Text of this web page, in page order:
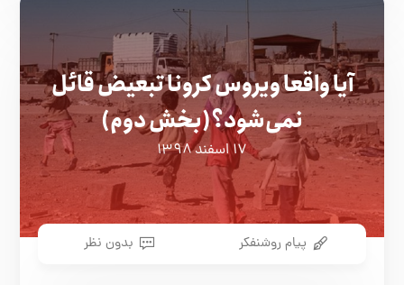
آیا واقعا ویروس کرونا تبعیض قائل
نمی‌شود؟(بخش دوم)
۱۷ اسفند ۱۳۹۸
پیام روشنفکر بدون نظر